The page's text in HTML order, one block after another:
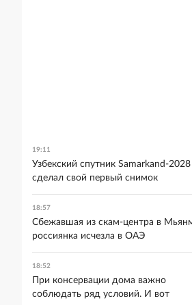
19:11
Узбекский спутник Samarkand-2028
сделал свой первый снимок
18:57
Сбежавшая из скам-центра в
россиянка исчезла в ОАЭ
18:52
При консервации дома важно
соблюдать ряд условий. И вот